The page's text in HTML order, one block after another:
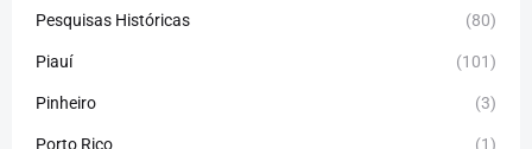
Pesquisas Históricas (80)
Piauí (101)
Pinheiro (3)
Porto Rico (1)